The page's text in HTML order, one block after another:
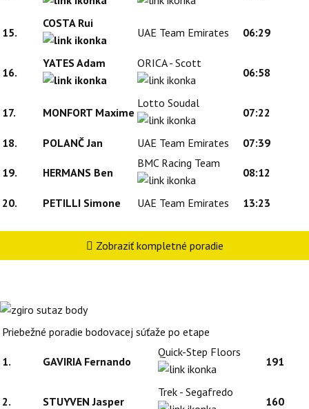
15.
COSTA Rui
UAE Team Emirates 06:29
16.
YATES Adam ORICA - Scott
06:58
17. MONFORT Maxime
Lotto Soudal
07:22
18. POLANČ Jan UAE Team Emirates 07:39
19. HERMANS Ben
BMC Racing Team
08:12
20. PETILLI Simone UAE Team Emirates 13:23
Zobraziť kompletné poradie
Priebežné poradie bodovacej súťaže po etape
1. GAVIRIA Fernando
Quick-Step Floors
191
2. STUYVEN Jasper
Trek - Segafredo
160